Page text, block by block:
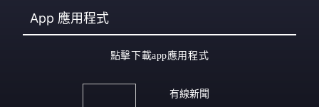
App 應用程式
點擊下載app應用程式
有線新聞